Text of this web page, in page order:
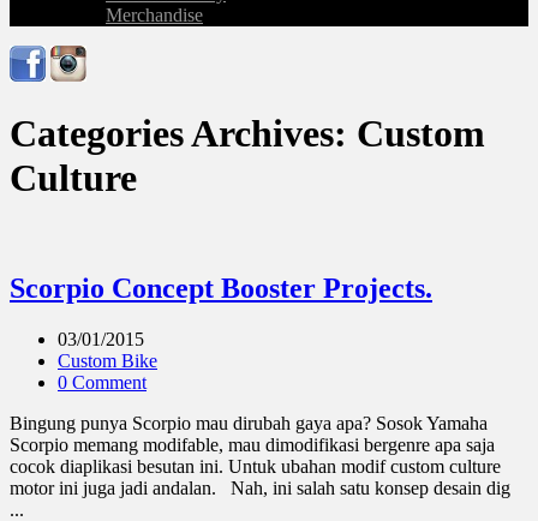
Merchandise
Categories Archives: Custom
Culture
Scorpio Concept Booster Projects.
03/01/2015
Custom Bike
0 Comment
Bingung punya Scorpio mau dirubah gaya apa? Sosok Yamaha
Scorpio memang modifable, mau dimodifikasi bergenre apa saja
cocok diaplikasi besutan ini. Untuk ubahan modif custom culture
motor ini juga jadi andalan. Nah, ini salah satu konsep desain dig
...